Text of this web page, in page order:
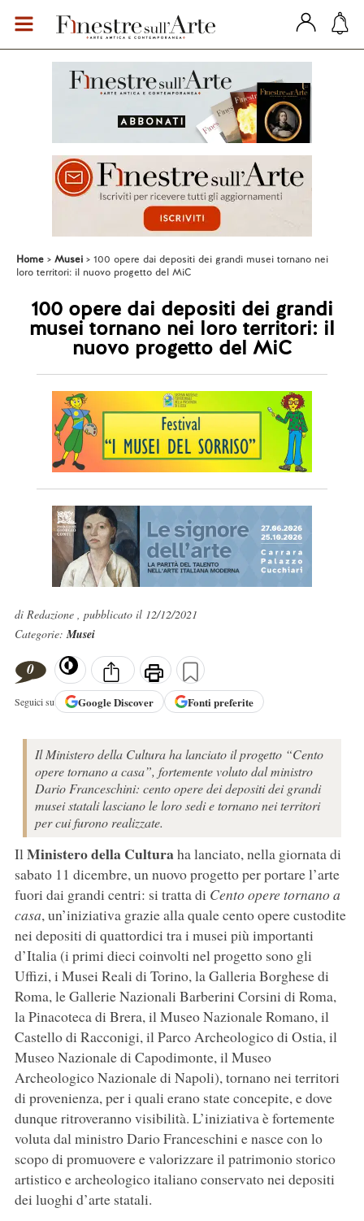
Home Musei
100 opere dai depositi dei grandi musei tornano nei
loro territori: il nuovo progetto del MiC
100 opere dai depositi dei grandi
musei tornano nei loro territori: il
nuovo progetto del MiC
di Redazione , pubblicato il 12/12/2021
Categorie:Musei
0
Seguici su GoogleDiscover Fonti preferite
Il Ministero della Cultura ha lanciato il progetto “Cento
opere tornano a casa”, fortemente voluto dal ministro
Dario Franceschini: cento opere dei depositi dei grandi
musei statali lasciano le loro sedi e tornano nei territori
per cui furono realizzate.
IlMinistero della Culturaha lanciato, nella giornata di
sabato 11 dicembre, un nuovo progetto per portare l’arte
fuori dai grandi centri: si tratta di Cento opere tornano a
casa, un’iniziativa grazie alla quale cento opere custodite
nei depositi di quattordici tra i musei più importanti
d’Italia (i primi dieci coinvolti nel progetto sono gli
Uffizi, i Musei Reali di Torino, la Galleria Borghese di
Roma, le Gallerie Nazionali Barberini Corsini di Roma,
la Pinacoteca di Brera, il Museo Nazionale Romano, il
Castello di Racconigi, il Parco Archeologico di Ostia, il
Museo Nazionale di Capodimonte, il Museo
Archeologico Nazionale di Napoli), tornano nei territori
di provenienza, per i quali erano state concepite, e dove
dunque ritroveranno visibilità. L’iniziativa è fortemente
voluta dal ministro Dario Franceschini e nasce con lo
scopo di promuovere e valorizzare il patrimonio storico
artistico e archeologico italiano conservato nei depositi
dei luoghi d’arte statali.